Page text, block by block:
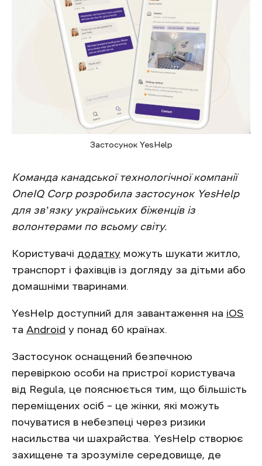
Застосунок YesHelp
Команда канадської технологічної компанії
OneIQ Corp розробила застосунок YesHelp
для звʼязку українських біженців із
волонтерами по всьому світу.
Користувачі додатку можуть шукати житло,
транспорт і фахівців із догляду за дітьми або
домашніми тваринами.
YesHelp доступний для завантаження на iOS
та Android у понад 60 країнах.
Застосунок оснащений безпечною
перевіркою особи на пристрої користувача
від Regula, це пояснюється тим, що більшість
переміщених осіб – це жінки, які можуть
почуватися в небезпеці через ризики
насильства чи шахрайства. YesHelp створює
захищене та зрозуміле середовище, де